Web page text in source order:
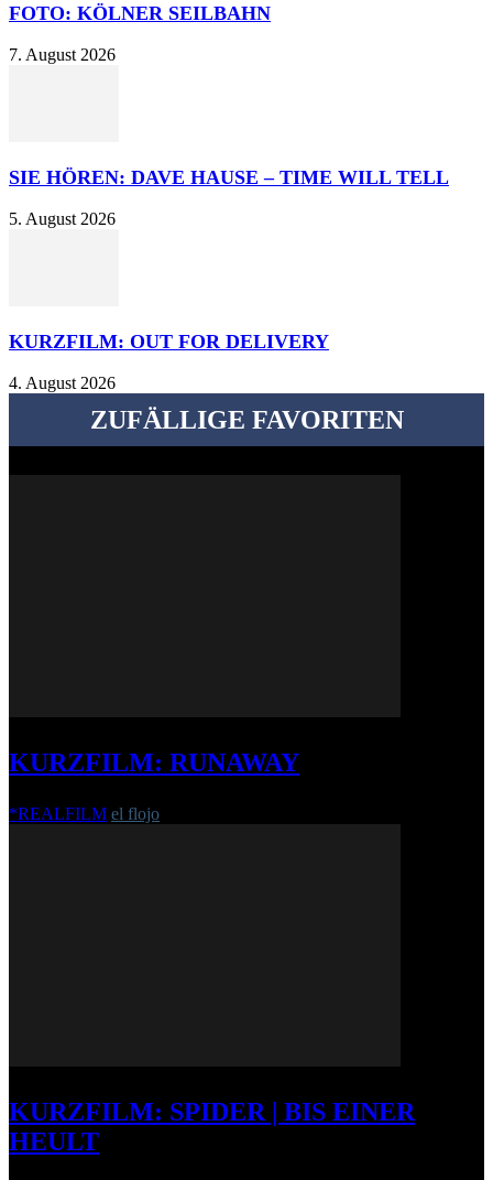
FOTO: KÖLNER SEILBAHN
7. August 2026
SIE HÖREN: DAVE HAUSE – TIME WILL TELL
5. August 2026
KURZFILM: OUT FOR DELIVERY
4. August 2026
ZUFÄLLIGE FAVORITEN
KURZFILM: RUNAWAY
*REALFILM el flojo
KURZFILM: SPIDER | BIS EINER
HEULT